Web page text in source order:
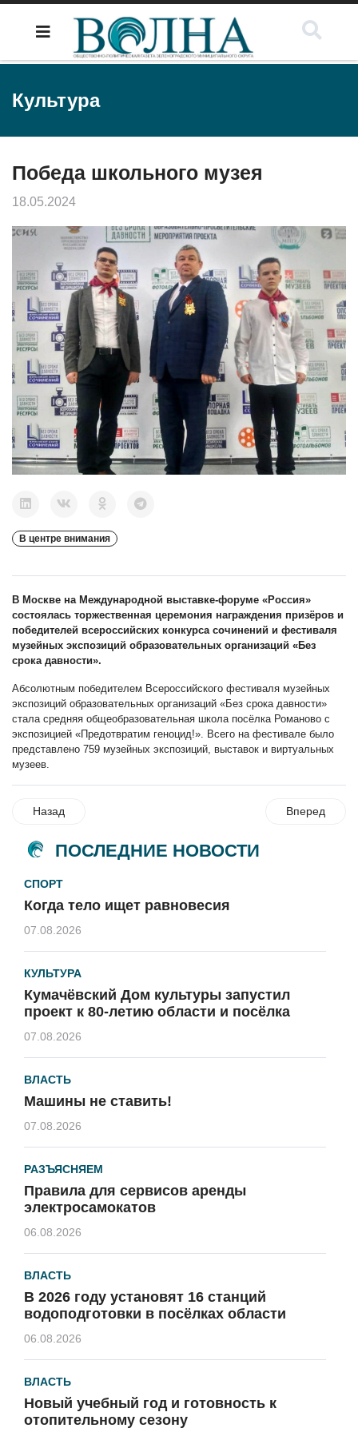
Культура
Победа школьного музея
18.05.2024
В центре внимания
В Москве на Международной выставке-форуме «Россия»
состоялась торжественная церемония награждения призёров и
победителей всероссийских конкурса сочинений и фестиваля
музейных экспозиций образовательных организаций «Без
срока давности».
Абсолютным победителем Всероссийского фестиваля музейных
экспозиций образовательных организаций «Без срока давности»
стала средняя общеобразовательная школа посёлка Романово с
экспозицией «Предотвратим геноцид!». Всего на фестивале было
представлено 759 музейных экспозиций, выставок и виртуальных
музеев.
Назад Вперед
ПОСЛЕДНИЕ НОВОСТИ
СПОРТ
Когда тело ищет равновесия
07.08.2026
КУЛЬТУРА
Кумачёвский Дом культуры запустил
проект к 80-летию области и посёлка
07.08.2026
ВЛАСТЬ
Машины не ставить!
07.08.2026
РАЗЪЯСНЯЕМ
Правила для сервисов аренды
электросамокатов
06.08.2026
ВЛАСТЬ
В 2026 году установят 16 станций
водоподготовки в посёлках области
06.08.2026
ВЛАСТЬ
Новый учебный год и готовность к
отопительному сезону